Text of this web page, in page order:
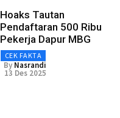
Hoaks Tautan
Pendaftaran 500 Ribu
Pekerja Dapur MBG
CEK FAKTA
By Nasrandi
13 Des 2025